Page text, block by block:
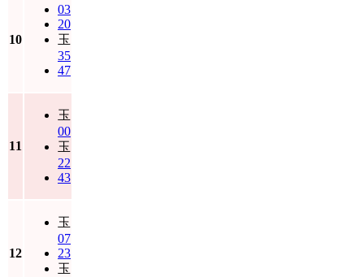
10
03
20
玉
35
47
11
玉
00
玉
22
43
12
玉
07
23
玉